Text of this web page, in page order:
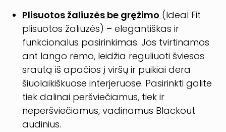
Plisuotos žaliuzės be gręžimo (Ideal Fit
plisuotos žaliuzės) – elegantiškas ir
funkcionalus pasirinkimas. Jos tvirtinamos
ant lango rėmo, leidžia reguliuoti šviesos
srautą iš apačios į viršų ir puikiai dera
šiuolaikiškuose interjeruose. Pasirinkti galite
tiek dalinai peršviečiamus, tiek ir
neperšviečiamus, vadinamus Blackout
audinius.